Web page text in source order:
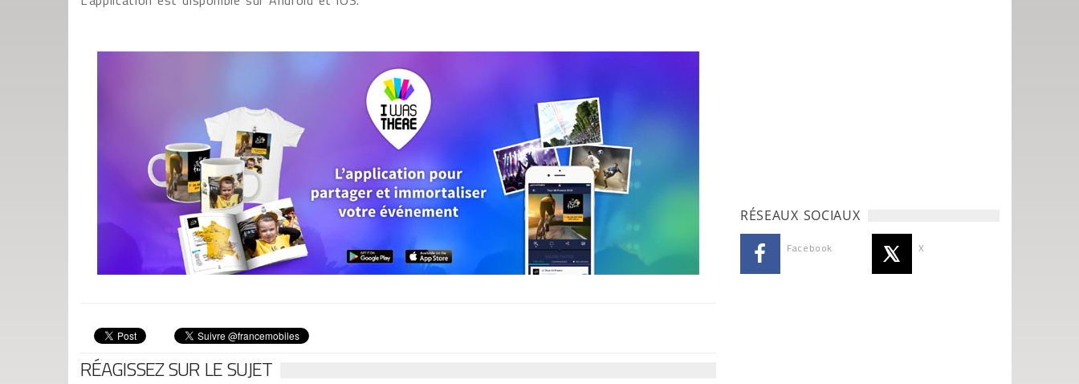
RÉAGISSEZ SUR LE SUJET
RÉSEAUX SOCIAUX
Facebook X